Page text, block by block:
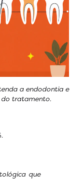
a endodontia e
tratamento.
que